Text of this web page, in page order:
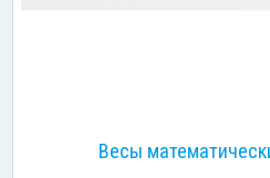
Весы